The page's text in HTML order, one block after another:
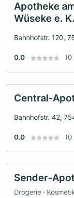
Apotheke
Wüseke e. K.
Bahnhofstr. 120,
0.0 (0
Central-
Bahnhofstr. 42,
0.0 (0
Sender-
Drogerie ·